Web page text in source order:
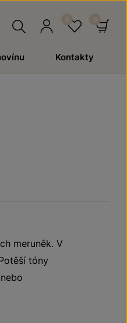
Kontakty
meruněk. V
tóny